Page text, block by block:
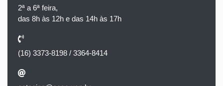
2ª a 6ª feira,
das 8h às 12h e das 14h às 17h
(16) 3373-8198 / 3364-8414